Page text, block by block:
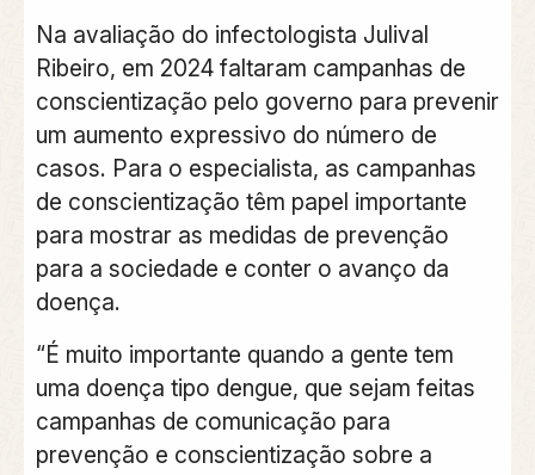
Na avaliação do infectologista Julival
Ribeiro, em 2024 faltaram campanhas de
conscientização pelo governo para prevenir
um aumento expressivo do número de
casos. Para o especialista, as campanhas
de conscientização têm papel importante
para mostrar as medidas de prevenção
para a sociedade e conter o avanço da
doença.
“É muito importante quando a gente tem
uma doença tipo dengue, que sejam feitas
campanhas de comunicação para
prevenção e conscientização sobre a